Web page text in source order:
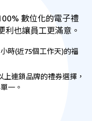
數位化的電子禮
利也讓員工更滿意。
時(近75個工作天)的福
連鎖品牌的禮券選擇，
一。